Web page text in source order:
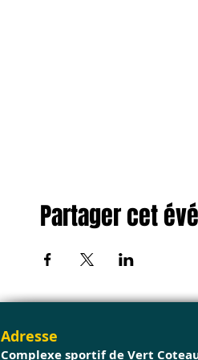
Partager cet
Adresse
Complexe sportif de Vert